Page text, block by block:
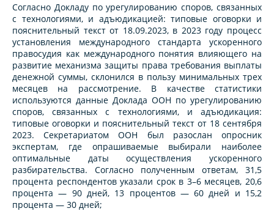
Согласно Докладу по урегулированию споров, связанных
с технологиями, и адъюдикацией: типовые оговорки и
пояснительный текст от 18.09.2023, в 2023 году процесс
установления международного стандарта ускоренного
правосудия как международного понятия влияющего на
развитие механизма защиты права требования выплаты
денежной суммы, склонился в пользу минимальных трех
месяцев на рассмотрение. В качестве статистики
используются данные Доклада ООН по урегулированию
споров, связанных с технологиями, и адъюдикация:
типовые оговорки и пояснительный текст от 18 сентября
2023. Секретариатом ООН был разослан опросник
экспертам, где опрашиваемые выбирали наиболее
оптимальные даты осуществления ускоренного
разбирательства. Согласно полученным ответам, 31,5
процента респондентов указали срок в 3–6 месяцев, 20,6
процента — 90 дней, 13 процентов — 60 дней и 15,2
процента — 30 дней;